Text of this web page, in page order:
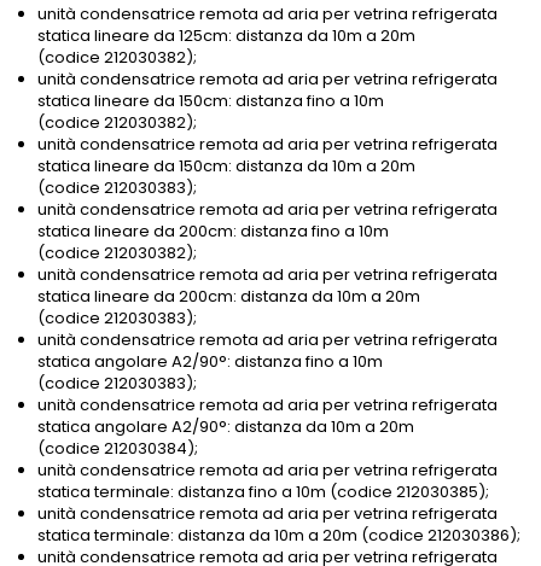
unità condensatrice remota ad aria per vetrina refrigerata
statica lineare da 125cm: distanza da 10m a 20m
(codice 212030382);
unità condensatrice remota ad aria per vetrina refrigerata
statica lineare da 150cm: distanza fino a 10m
(codice 212030382);
unità condensatrice remota ad aria per vetrina refrigerata
statica lineare da 150cm: distanza da 10m a 20m
(codice 212030383);
unità condensatrice remota ad aria per vetrina refrigerata
statica lineare da 200cm: distanza fino a 10m
(codice 212030382);
unità condensatrice remota ad aria per vetrina refrigerata
statica lineare da 200cm: distanza da 10m a 20m
(codice 212030383);
unità condensatrice remota ad aria per vetrina refrigerata
statica angolare A2/90°: distanza fino a 10m
(codice 212030383);
unità condensatrice remota ad aria per vetrina refrigerata
statica angolare A2/90°: distanza da 10m a 20m
(codice 212030384);
unità condensatrice remota ad aria per vetrina refrigerata
statica terminale: distanza fino a 10m (codice 212030385);
unità condensatrice remota ad aria per vetrina refrigerata
statica terminale: distanza da 10m a 20m (codice 212030386);
unità condensatrice remota ad aria per vetrina refrigerata